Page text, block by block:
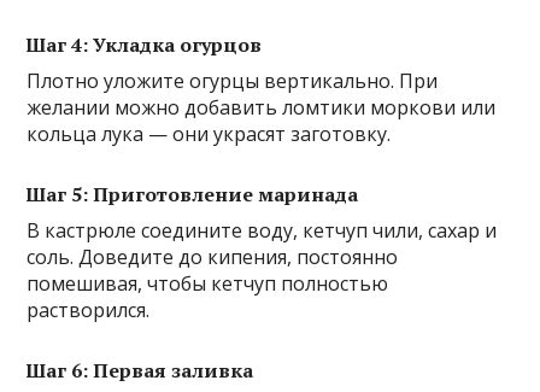
Шаг 4: Укладка огурцов
Плотно уложите огурцы вертикально. При
желании можно добавить ломтики моркови или
кольца лука — они украсят заготовку.
Шаг 5: Приготовление маринада
В кастрюле соедините воду, кетчуп чили, сахар и
соль. Доведите до кипения, постоянно
помешивая, чтобы кетчуп полностью
растворился.
Шаг 6: Первая заливка